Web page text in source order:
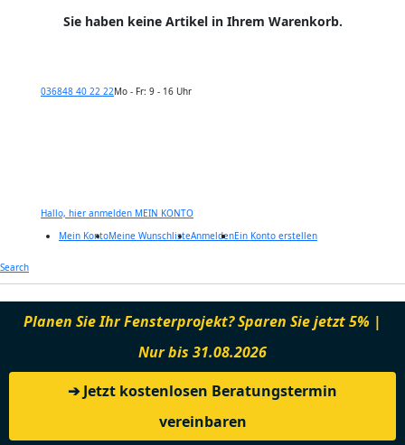
Sie haben keine Artikel in Ihrem Warenkorb.
036848 40 22 22Mo - Fr: 9 - 16 Uhr
Hallo, hier anmelden MEIN KONTO
Mein KontoMeine WunschlisteAnmeldenEin Konto erstellen
Search
Planen Sie Ihr Fensterprojekt? Sparen Sie jetzt 5% |
Nur bis 31.08.2026
➔ Jetzt kostenlosen Beratungstermin
vereinbaren